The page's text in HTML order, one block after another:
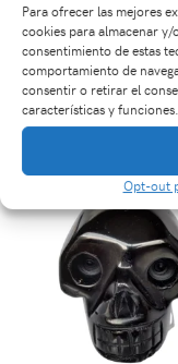
Para ofrecer las mejores
cookies para almacenar
consentimiento de estas
comportamiento de
consentir o retirar el
características y funciones.
Opt-out
Obelisco en Piedra
Lapislázuli
$49,000